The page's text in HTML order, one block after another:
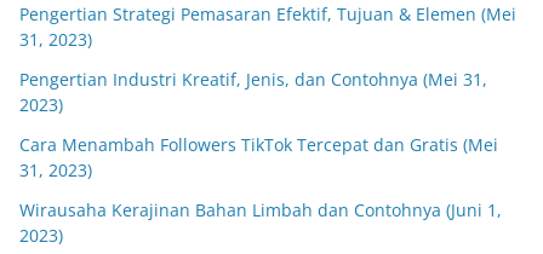
Pengertian Strategi Pemasaran Efektif, Tujuan & Elemen (Mei
31, 2023)
Pengertian Industri Kreatif, Jenis, dan Contohnya (Mei 31,
2023)
Cara Menambah Followers TikTok Tercepat dan Gratis (Mei
31, 2023)
Wirausaha Kerajinan Bahan Limbah dan Contohnya (Juni 1,
2023)